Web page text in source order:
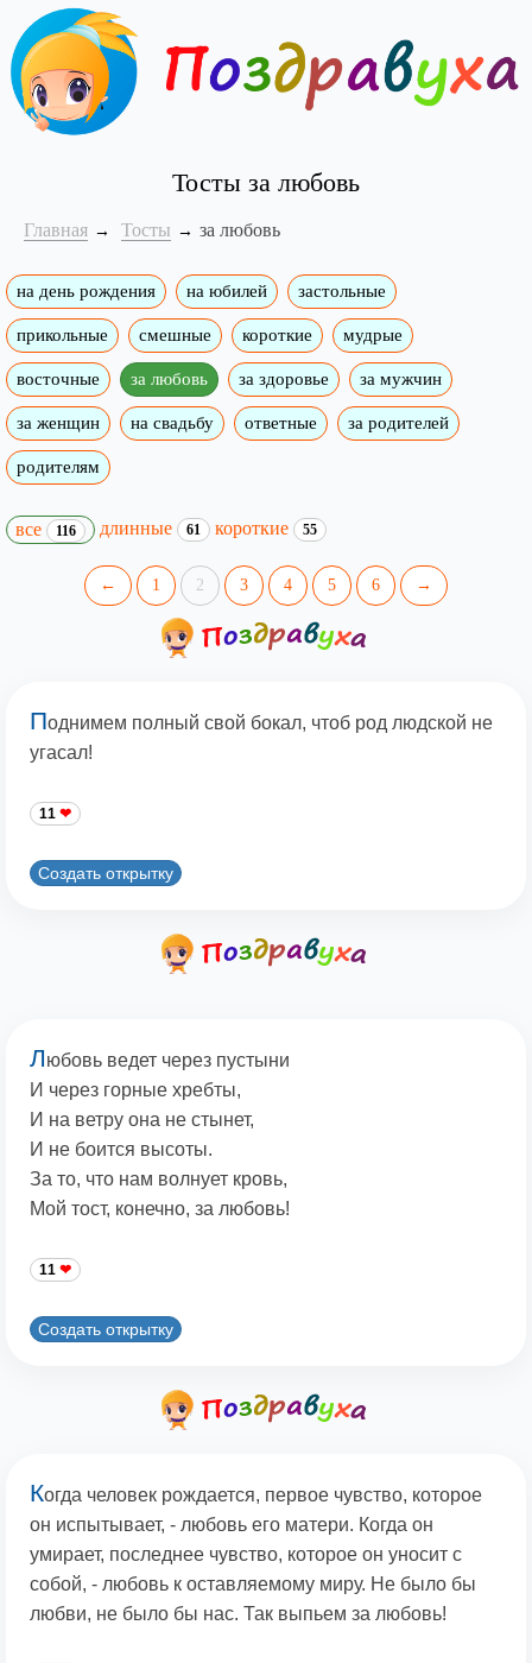
Тосты за любовь
Главная Тосты за любовь
на день рождения на юбилей застольные
прикольные смешные короткие мудрые
восточные за любовь за здоровье за мужчин
за женщин на свадьбу ответные за родителей
родителям
все 116 длинные 61 короткие 55
← 1 2 3 4 5 6 →
Поднимем полный свой бокал, чтоб род людской не
угасал!
11
Создать открытку
Любовь ведет через пустыни
И через горные хребты,
И на ветру она не стынет,
И не боится высоты.
За то, что нам волнует кровь,
Мой тост, конечно, за любовь!
11
Создать открытку
Когда человек рождается, первое чувство, которое
он испытывает, - любовь его матери. Когда он
умирает, последнее чувство, которое он уносит с
собой, - любовь к оставляемому миру. Не было бы
любви, не было бы нас. Так выпьем за любовь!